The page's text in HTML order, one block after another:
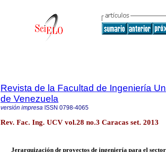
Revista de la Facultad de Ingeniería
de Venezuela
versión impresa ISSN 0798-4065
Rev. Fac. Ing. UCV vol.28 no.3 Caracas set. 2013
Jerarquización de proyectos de ingeniería para el